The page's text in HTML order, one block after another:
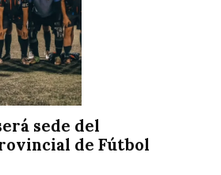
sede del
de Fútbol